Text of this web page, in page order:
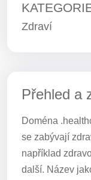
Zdraví
Přehled a
Doména
se zabývají
například
další. Název